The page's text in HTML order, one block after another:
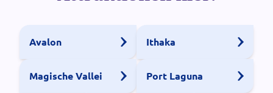
Avalon Ithaka
Magische Vallei Port Laguna